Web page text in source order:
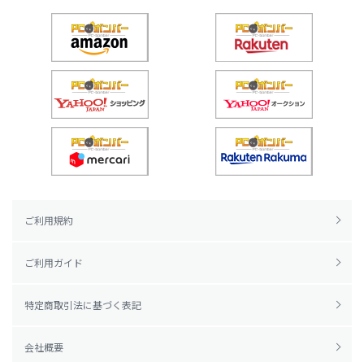
ご利用規約
ご利用ガイド
特定商取引法に基づく表記
会社概要